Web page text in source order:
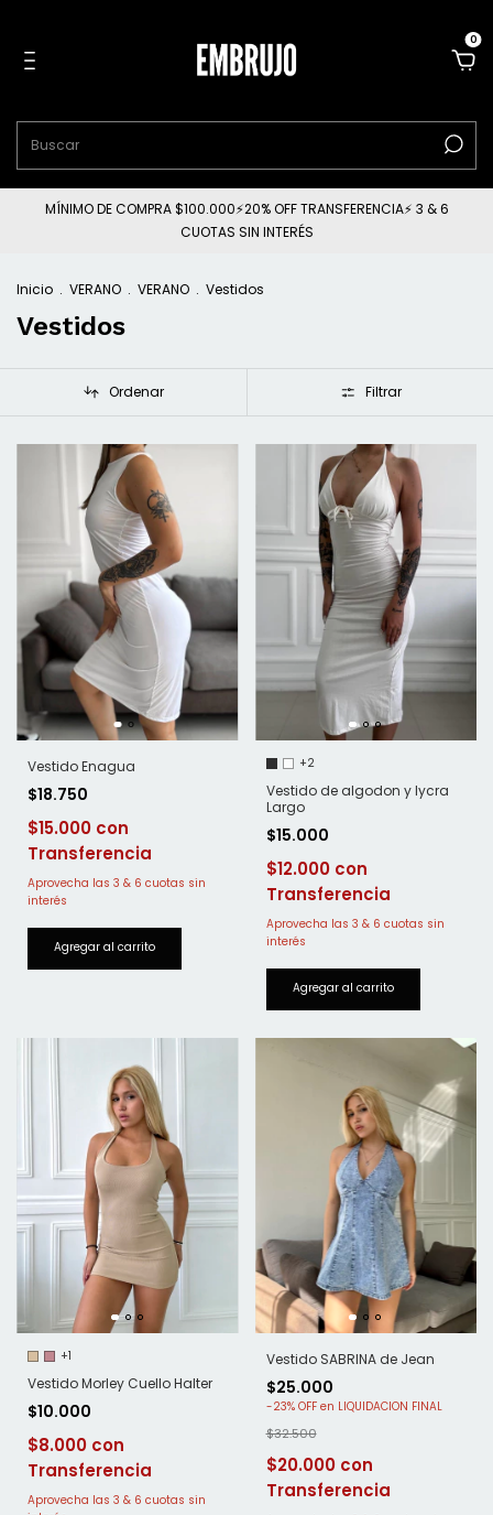
0
MÍNIMO DE COMPRA $100.000⚡20% OFF TRANSFERENCIA⚡ 3 & 6
CUOTAS SIN INTERÉS
Inicio . VERANO . VERANO . Vestidos
Vestidos
Ordenar Filtrar
Vestido Enagua
$18.750
$15.000
+2
Vestido de algodon y lycra
Largo
$15.000
$12.000
+1
Vestido Morley Cuello Halter
$10.000
$8.000
Vestido SABRINA de Jean
$25.000
-23% OFF
$32.500
$20.000